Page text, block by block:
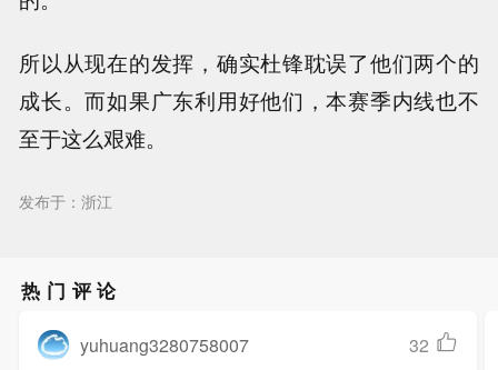
所以从现在的发挥，确实杜锋耽误了他们两个的
成长。而如果广东利用好他们，本赛季内线也不
至于这么艰难。
发布于：浙江
热门评论
yuhuang3280758007 32